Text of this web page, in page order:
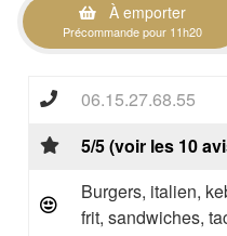
À emporter
Précommande pour 11h20
06.15.27.68.55
5/5 (voir les 10
Burgers, italien,
frit, sandwiches,